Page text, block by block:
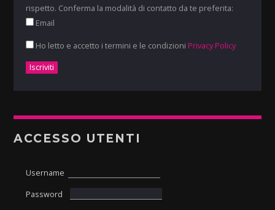
rispetto. Conferma la modalità di contatto da te preferita:
Email
Ho letto e accetto i termini e le condizioni Privacy Policy
ACCESSO UTENTI
Username
Password